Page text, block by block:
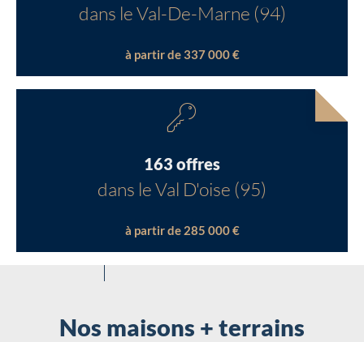
dans le Val-De-Marne (94)
à partir de 337 000 €
163 offres
dans le Val D'oise (95)
à partir de 285 000 €
Nos maisons + terrains